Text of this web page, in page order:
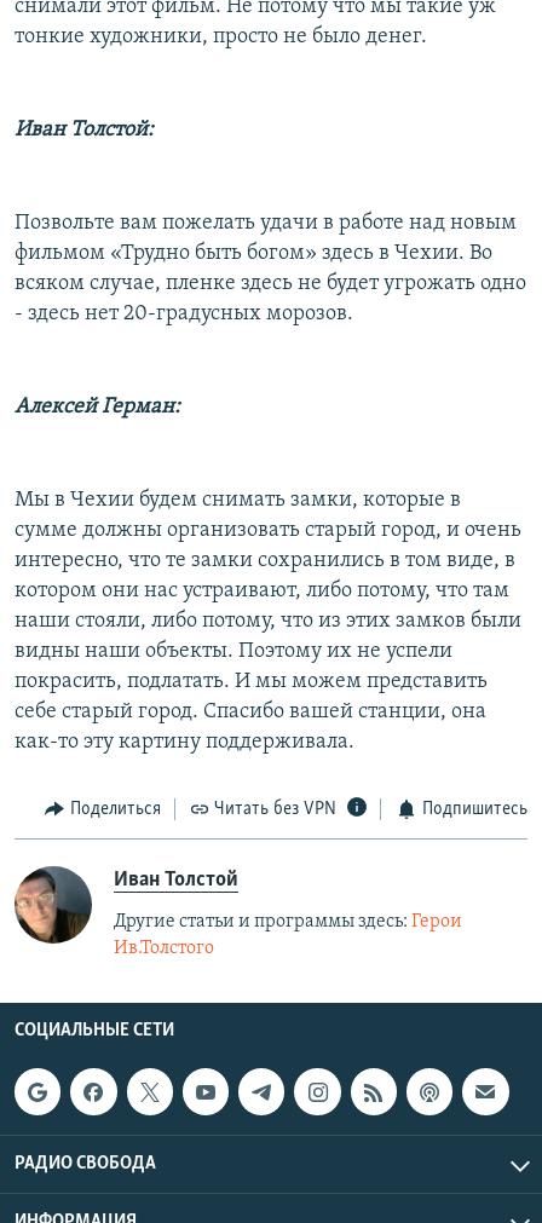
снимали этот фильм. Не потому что мы такие уж
тонкие художники, просто не было денег.
Иван Толстой:
Позвольте вам пожелать удачи в работе над новым
фильмом «Трудно быть богом» здесь в Чехии. Во
всяком случае, пленке здесь не будет угрожать одно
- здесь нет 20-градусных морозов.
Алексей Герман:
Мы в Чехии будем снимать замки, которые в
сумме должны организовать старый город, и очень
интересно, что те замки сохранились в том виде, в
котором они нас устраивают, либо потому, что там
наши стояли, либо потому, что из этих замков были
видны наши объекты. Поэтому их не успели
покрасить, подлатать. И мы можем представить
себе старый город. Спасибо вашей станции, она
как-то эту картину поддерживала.
Поделиться Читать без VPN Подпишитесь
Иван Толстой
Другие статьи и программы здесь: Герои
Ив.Толстого
СОЦИАЛЬНЫЕ СЕТИ
РАДИО СВОБОДА